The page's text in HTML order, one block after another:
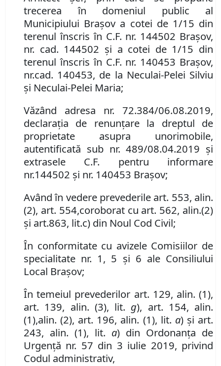
trecerea în domeniul public al
Municipiului Braşov a cotei de 1/15 din
terenul înscris în C.F. nr. 144502 Brașov,
nr. cad. 144502 și a cotei de 1/15 din
terenul înscris în C.F. nr. 140453 Brașov,
nr.cad. 140453, de la Neculai-Pelei Silviu
și Neculai-Pelei Maria;
Văzând adresa nr. 72.384/06.08.2019,
declaraţia de renunţare la dreptul de
proprietate asupra unorimobile,
autentificată sub nr. 489/08.04.2019 și
extrasele C.F. pentru informare
nr.144502 și nr. 140453 Brașov;
Având în vedere prevederile art. 553, alin.
(2), art. 554,coroborat cu art. 562, alin.(2)
și art.863, lit.c) din Noul Cod Civil;
În conformitate cu avizele Comisiilor de
specialitate nr. 1, 5 și 6 ale Consiliului
Local Brașov;
În temeiul prevederilor art. 129, alin. (1),
art. 139, alin. (3), lit. g), art. 154, alin.
(1),alin. (2), art. 196, alin. (1), lit. a) și art.
243, alin. (1), lit. a) din Ordonanța de
Urgență nr. 57 din 3 iulie 2019, privind
Codul administrativ,